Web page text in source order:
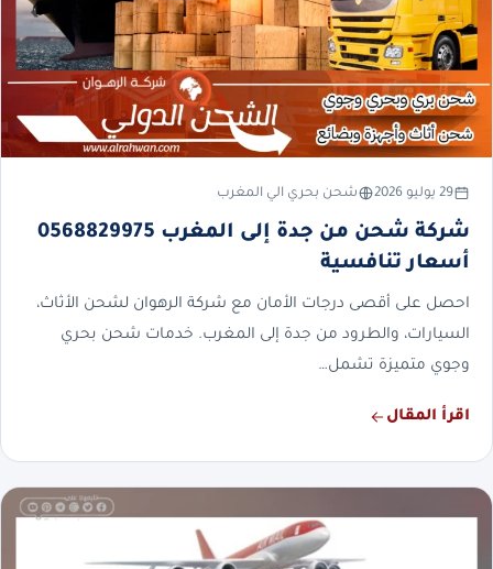
29 يوليو 2026 شحن بحري الي المغرب
شركة شحن من جدة إلى المغرب 0568829975
أسعار تنافسية
احصل على أقصى درجات الأمان مع شركة الرهوان لشحن الأثاث،
السيارات، والطرود من جدة إلى المغرب. خدمات شحن بحري
وجوي متميزة تشمل…
اقرأ المقال